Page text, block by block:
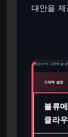
대안을 제
붉은사막 그래픽 설
그래픽 설정
볼류
클라